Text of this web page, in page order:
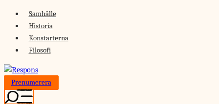
Skip
content
Samhälle
Historia
Konstarterna
Filosofi
Prenumerera